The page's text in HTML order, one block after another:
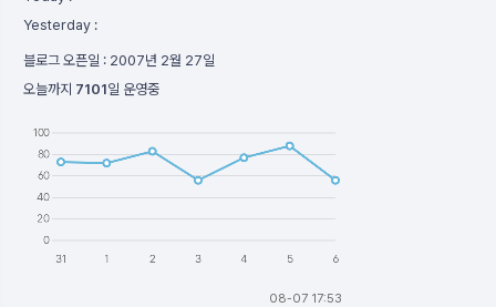
Yesterday :
블로그 오픈일 : 2007년 2월 27일
오늘까지 7101일 운영중
08-07 17:53